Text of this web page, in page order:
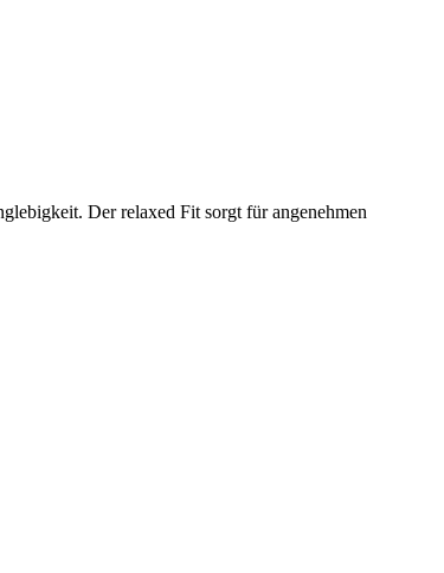
Der relaxed Fit sorgt für angenehmen